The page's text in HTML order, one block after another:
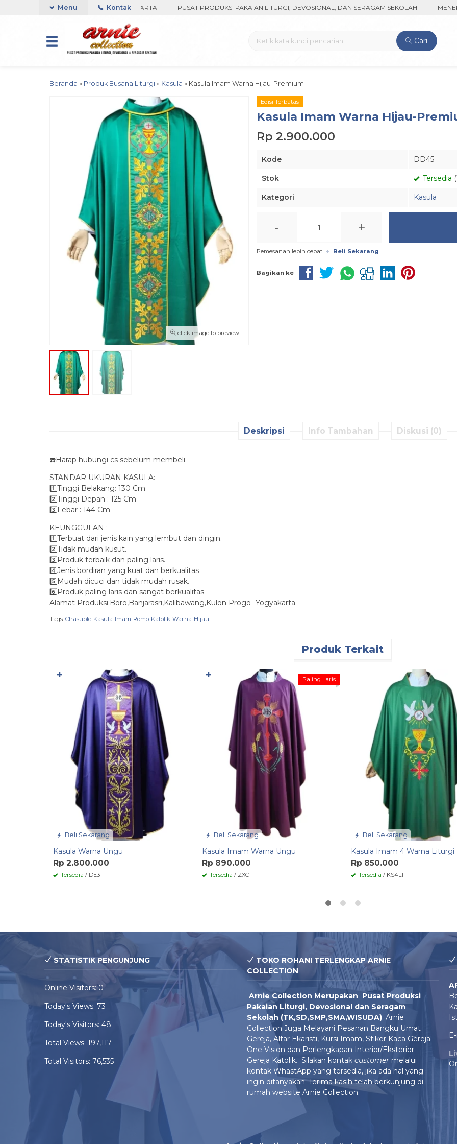
ARNIE COLLECTION-BORO, YOGYAKARTA PUSAT PRODUKSI PAKAIAN LITURGI, DEVOSIONAL, DAN SERAGAM SEKOLAH
Menu Kontak
Cari
Beranda » Produk Busana Liturgi » Kasula » Kasula Imam Warna Hijau-Premium
click image to preview
Edisi Terbatas
Kasula Imam Warna Hijau-
Rp 2.900.000
Kode DD45
Stok Tersedia
Kategori Kasula
- +
Pemesanan lebih cepat! Beli Sekarang
Bagikan ke
Deskripsi Info Tambahan Diskusi (0)
☎️Harap hubungi cs sebelum membeli
STANDAR UKURAN KASULA:
1️⃣Tinggi Belakang: 130 Cm
2️⃣Tinggi Depan : 125 Cm
3️⃣Lebar : 144 Cm
KEUNGGULAN :
1️⃣Terbuat dari jenis kain yang lembut dan dingin.
2️⃣Tidak mudah kusut.
3️⃣Produk terbaik dan paling laris.
4️⃣Jenis bordiran yang kuat dan berkualitas
5️⃣Mudah dicuci dan tidak mudah rusak.
6️⃣Produk paling laris dan sangat berkualitas.
Alamat Produksi:Boro,Banjarasri,Kalibawang,Kulon Progo- Yogyakarta.
Tags: Chasuble-Kasula-Imam-Romo-Katolik-Warna-Hijau
Produk Terkait
Beli Sekarang
Kasula Warna Ungu
Rp 2.800.000
Tersedia / DE3
✚
Beli Sekarang
Paling Laris
Kasula Imam Warna Ungu
Rp 890.000
Tersedia / ZXC
✚
Beli Sekarang
Kasula Imam 4 Warna Liturgi
Rp 850.000
Tersedia / KS4LT
STATISTIK PENGUNJUNG
Online Visitors:0
Today's Views: 73
Today's Visitors: 48
Total Views: 197,117
Total Visitors: 76,535
TOKO ROHANI TERLENGKAP ARNIE
COLLECTION
Arnie Collection Merupakan Pusat Produksi
Pakaian Liturgi, Devosional dan Seragam
Sekolah (TK,SD,SMP,SMA,WISUDA). Arnie
Collection Juga Melayani Pesanan Bangku Umat
Gereja, Altar Ekaristi, Kursi Imam, Stiker Kaca Gereja
One Vision dan Perlengkapan Interior/Eksterior
Gereja Katolik. Silakan kontak customermelalui
kontak WhastApp yang tersedia, jika ada hal yang
ingin ditanyakan. Terima kasih telah berkunjung di
rumah website Arnie Collection.